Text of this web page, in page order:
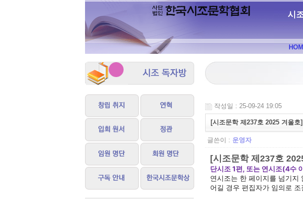
시
작성일 : 25-09-24 19:05
[시조문학 제237호 2025 겨울
글쓴이 : 운영자
[시조문학 제237호
단시조 1편, 또는 연시조(4수
연시조는 한 페이지를 넘기지
어길 경우 편집자가 임의로